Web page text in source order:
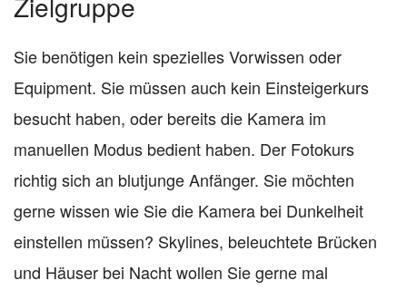
Sie benötigen kein spezielles Vorwissen oder
Equipment. Sie müssen auch kein Einsteigerkurs
besucht haben, oder bereits die Kamera im
manuellen Modus bedient haben. Der Fotokurs
richtig sich an blutjunge Anfänger. Sie möchten
gerne wissen wie Sie die Kamera bei Dunkelheit
einstellen müssen? Skylines, beleuchtete Brücken
und Häuser bei Nacht wollen Sie gerne mal